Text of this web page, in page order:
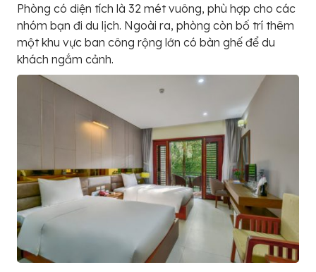
Phòng có diện tích là 32 mét vuông, phù hợp cho các
nhóm bạn đi du lịch. Ngoài ra, phòng còn bố trí thêm
một khu vực ban công rộng lớn có bàn ghế để du
khách ngắm cảnh.